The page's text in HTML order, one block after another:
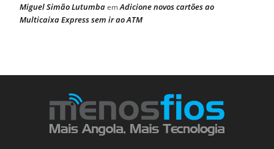
Miguel Simão LutumbaemAdicione novos cartões ao
Multicaixa Express sem ir ao ATM